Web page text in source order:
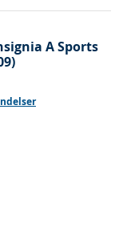
A Sports